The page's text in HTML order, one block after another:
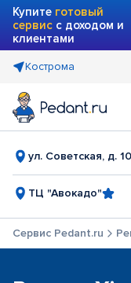
Купите готовый
сервис с доходом и
клиентами
Кострома
ул. Советская, д.
ТЦ "Авокадо"
Сервис Pedant.ru